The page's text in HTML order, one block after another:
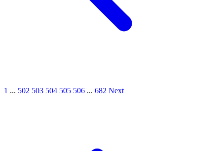
1 ... 502 503 504 505 506 ... 682 Next